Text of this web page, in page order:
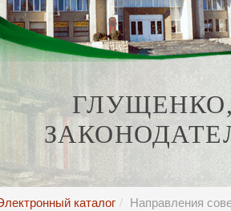
каталог Направления